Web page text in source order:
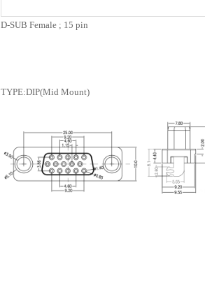
D-SUB Female ; 15 pin
TYPE:DIP(Mid Mount)